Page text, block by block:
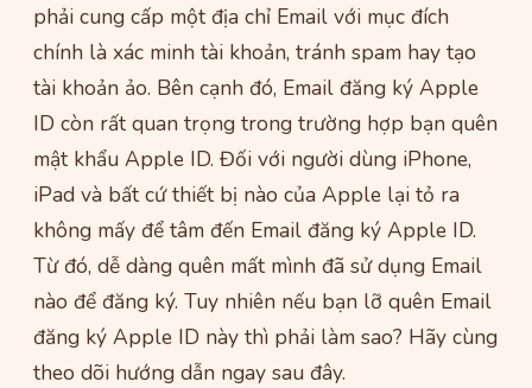
phải cung cấp một địa chỉ Email với mục đích
chính là xác minh tài khoản, tránh spam hay tạo
tài khoản ảo. Bên cạnh đó, Email đăng ký Apple
ID còn rất quan trọng trong trường hợp bạn quên
mật khẩu Apple ID. Đối với người dùng iPhone,
iPad và bất cứ thiết bị nào của Apple lại tỏ ra
không mấy để tâm đến Email đăng ký Apple ID.
Từ đó, dễ dàng quên mất mình đã sử dụng Email
nào để đăng ký. Tuy nhiên nếu bạn lỡ quên Email
đăng ký Apple ID này thì phải làm sao? Hãy cùng
theo dõi hướng dẫn ngay sau đây.